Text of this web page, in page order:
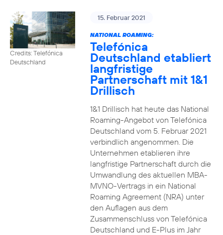
Credits: Telefónica
Deutschland
15. Februar 2021
NATIONAL ROAMING:
Telefónica
Deutschland etabliert
langfristige
Partnerschaft mit 1&1
Drillisch
1&1 Drillisch hat heute das National
Roaming-Angebot von Telefónica
Deutschland vom 5. Februar 2021
verbindlich angenommen. Die
Unternehmen etablieren ihre
langfristige Partnerschaft durch die
Umwandlung des aktuellen MBA-
MVNO-Vertrags in ein National
Roaming Agreement (NRA) unter
den Auflagen aus dem
Zusammenschluss von Telefónica
Deutschland und E-Plus im Jahr